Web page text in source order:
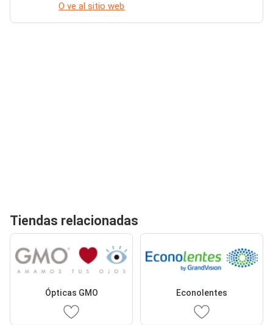
O ve al sitio web
Tiendas relacionadas
Ópticas GMO Econolentes